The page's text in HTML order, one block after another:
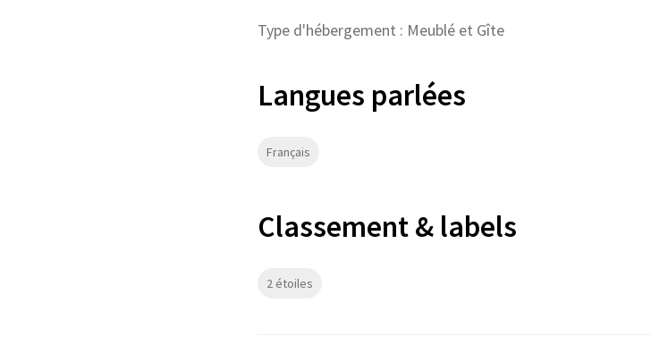
Type d'hébergement : Meublé et Gîte
Langues parlées
Français
Classement & labels
2 étoiles